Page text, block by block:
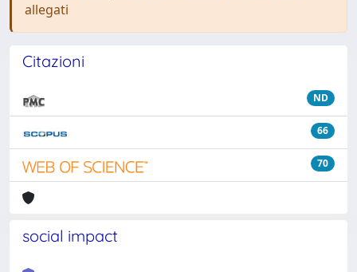
allegati
Citazioni
ND
66
70
social impact